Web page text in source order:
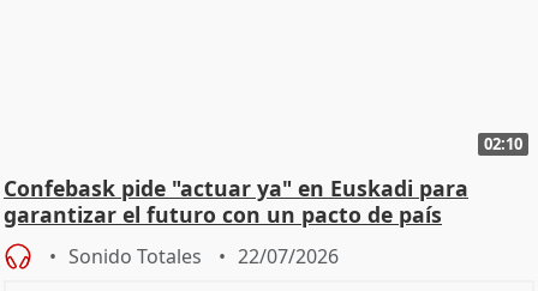
02:10
Confebask pide "actuar ya" en Euskadi para
garantizar el futuro con un pacto de país
Sonido Totales 22/07/2026